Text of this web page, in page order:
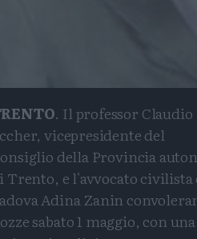
. Il professor Claudio
vicepresidente del
della Provincia
Trento, e l'avvocato civilista
Adina Zanin
sabato 1 maggio, con una